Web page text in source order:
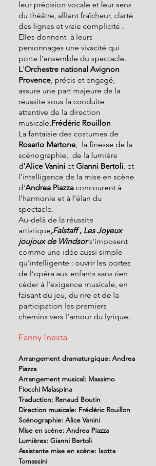
leur précision vocale et leur sens
du théâtre, alliant fraîcheur, clarté
des lignes et vraie complicité .
Elles donnent  à leurs
personnages une vivacité qui
porte l’ensemble du spectacle.
L’Orchestre national Avignon
Provence, précis et engagé,
assure une part majeure de la
réussite sous la conduite
attentive de la direction
musicale,Frédéric Rouillon
La fantaisie des costumes de
Rosario Martone,  la finesse de la
scénographie,  de la lumière
d'Alice Vanini et Gianni Bertoli, et
l’intelligence de la mise en scène
d'Andrea Piazza concourent à
l’harmonie et à l’élan du
spectacle.
Au-delà de la réussite
artistique,Falstaff , Les Joyeux
joujoux de Windsor s’imposent
comme une idée aussi simple
qu’intelligente : ouvrir les portes
de l’opéra aux enfants sans rien
céder à l’exigence musicale, en
faisant du jeu, du rire et de la
participation les premiers
chemins vers l’amour du lyrique.
Fanny Inesta
Arrangement dramaturgique: Andrea
Piazza
Arrangement musical: Massimo
Fiocchi Malaspina
Traduction: Renaud Boutin
Direction musicale: Frédéric Rouillon
Scénographie: Alice Vanini
Mise en scène: Andrea Piazza
Lumières: Gianni Bertoli
Assistante mise en scène: Isotta
Tomassini